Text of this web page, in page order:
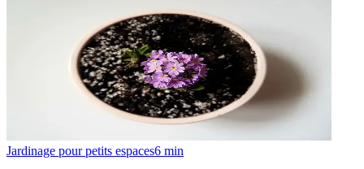
Jardinage pour petits espaces6 min